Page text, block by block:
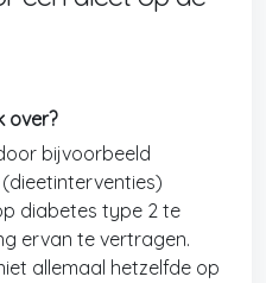
over?
bijvoorbeeld
diabetes type 2 te
ervan te vertragen.
allemaal hetzelfde op